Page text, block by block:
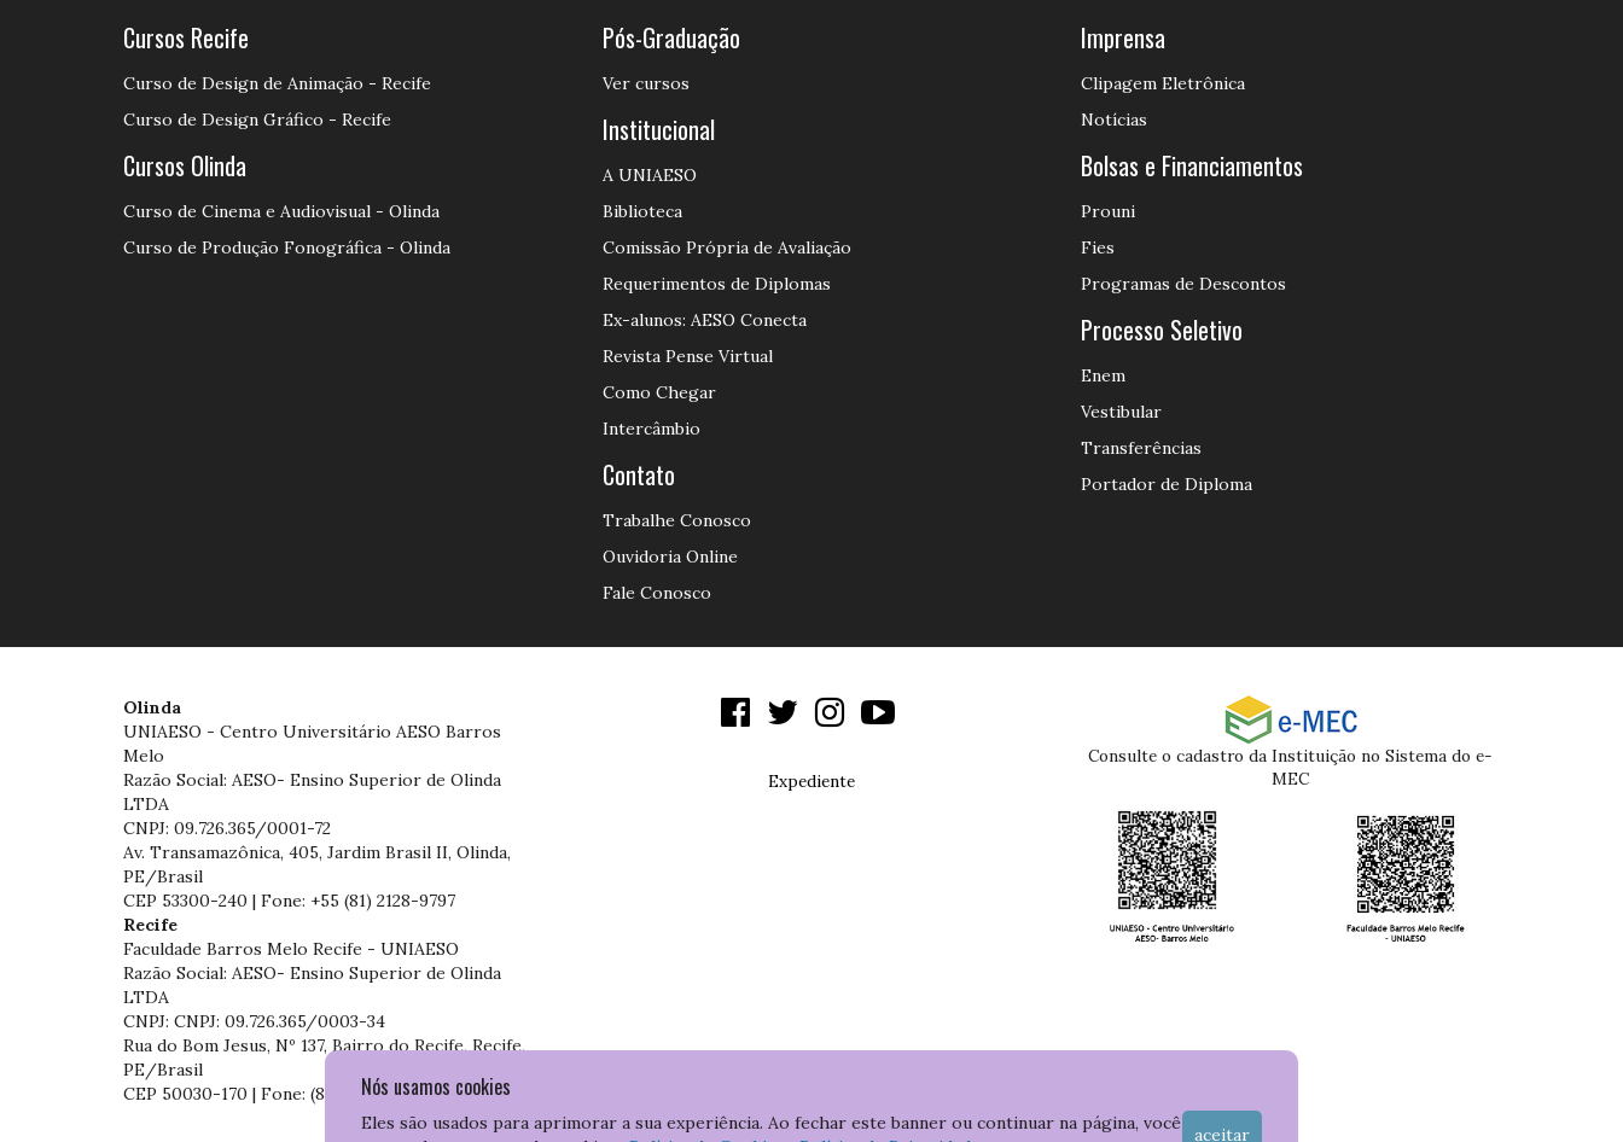
Nós usamos cookies
Eles são usados para aprimorar a sua experiência. Ao fechar este banner ou continuar na página, você
aceitar
Cursos Recife
Curso de Design de Animação - Recife
Curso de Design Gráfico - Recife
Cursos Olinda
Curso de Cinema e Audiovisual - Olinda
Curso de Produção Fonográfica - Olinda
Pós-Graduação
Ver cursos
Institucional
A UNIAESO
Biblioteca
Comissão Própria de Avaliação
Requerimentos de Diplomas
Ex-alunos: AESO Conecta
Revista Pense Virtual
Como Chegar
Intercâmbio
Contato
Trabalhe Conosco
Ouvidoria Online
Fale Conosco
Imprensa
Clipagem Eletrônica
Notícias
Bolsas e Financiamentos
Prouni
Fies
Programas de Descontos
Processo Seletivo
Enem
Vestibular
Transferências
Portador de Diploma
Olinda
UNIAESO - Centro Universitário AESO Barros
Melo
Razão Social: AESO- Ensino Superior de Olinda
LTDA
CNPJ: 09.726.365/0001-72
Av. Transamazônica, 405, Jardim Brasil II, Olinda,
PE/Brasil
CEP 53300-240 | Fone: +55 (81) 2128-9797
Recife
Faculdade Barros Melo Recife - UNIAESO
Razão Social: AESO- Ensino Superior de Olinda
LTDA
CNPJ: CNPJ: 09.726.365/0003-34
Rua do Bom Jesus, Nº 137, Bairro do Recife, Recife,
PE/Brasil
CEP 50030-170 | Fone: (81) 3204-7536
Expediente
Consulte o cadastro da Instituição no Sistema do e-
MEC